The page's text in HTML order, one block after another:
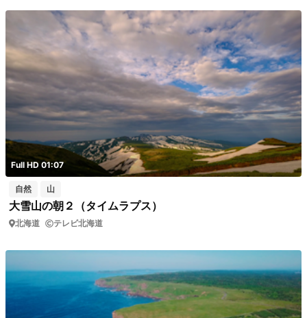
Full HD 01:07
自然 山
大雪山の朝２（タイムラプス）
北海道 テレビ北海道